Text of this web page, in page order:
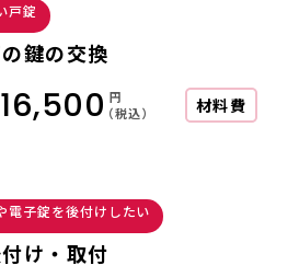
戸錠
鍵の交換
16,500 円
（税込）
材料費
電子錠を後付けしたい
け・取付